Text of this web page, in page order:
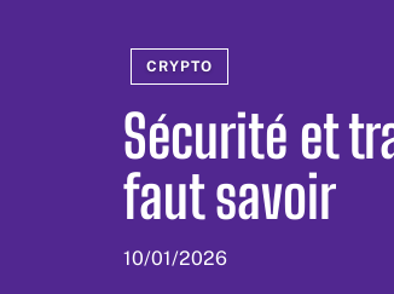
CRYPTO
Sécurité et
faut savoir
10/01/2026